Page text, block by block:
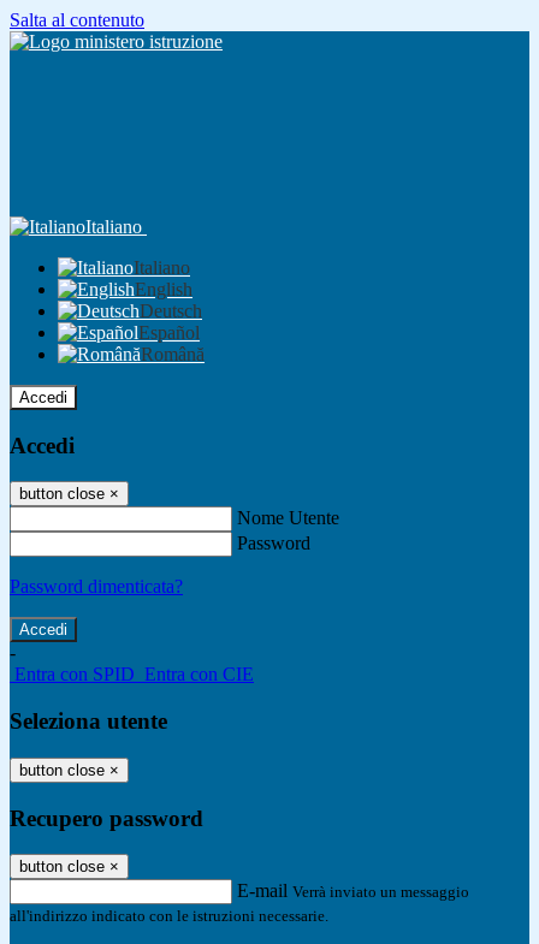
Salta al contenuto
Italiano
Italiano
English
Deutsch
Español
Română
Accedi
Accedi
button close ×
Nome Utente
Password
Password dimenticata?
-
Entra con SPID Entra con CIE
Seleziona utente
button close ×
Recupero password
button close ×
E-mail Verrà inviato un messaggio
all'indirizzo indicato con le istruzioni necessarie.